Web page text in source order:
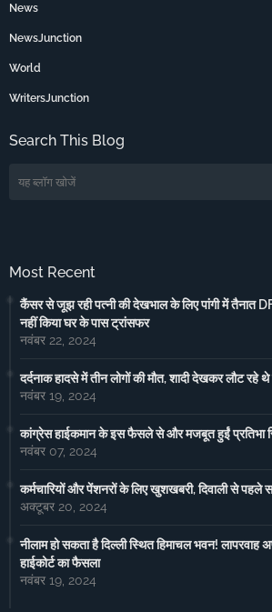
News
NewsJunction
World
WritersJunction
Search This Blog
Most Recent
कैंसर से जूझ रही पत्नी की देखभाल के लिए पांगी में तैनात
नहीं किया घर के पास ट्रांसफर
नवंबर 22, 2024
दर्दनाक हादसे में तीन लोगों की मौत, शादी देखकर लौट रहे
नवंबर 19, 2024
कांग्रेस हाईकमान के इस फैसले से और मजबूत हुईं प्रतिभा
नवंबर 07, 2024
कर्मचारियों और पेंशनरों के लिए खुशखबरी, दिवाली से पहले
अक्टूबर 20, 2024
नीलाम हो सकता है दिल्ली स्थित हिमाचल भवन! लापरवाह
हाईकोर्ट का फैसला
नवंबर 19, 2024